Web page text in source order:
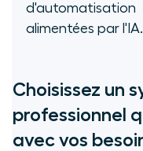
d'automatisation
alimentées par l'IA.
Choisissez un
professionnel
avec vos